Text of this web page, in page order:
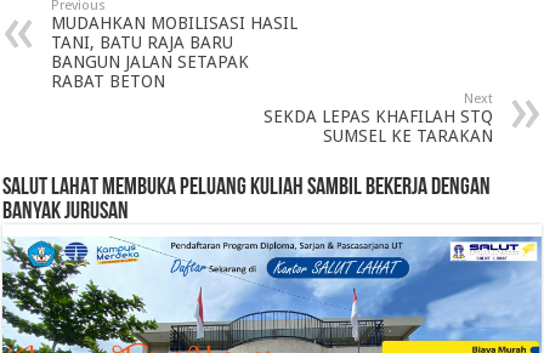
Previous
MUDAHKAN MOBILISASI HASIL
TANI, BATU RAJA BARU
BANGUN JALAN SETAPAK
RABAT BETON
Next
SEKDA LEPAS KHAFILAH STQ
SUMSEL KE TARAKAN
SALUT LAHAT MEMBUKA PELUANG KULIAH SAMBIL BEKERJA DENGAN
BANYAK JURUSAN